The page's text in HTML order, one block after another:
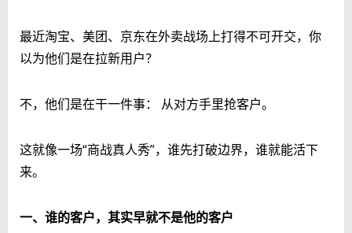
最近淘宝、美团、京东在外卖战场上打得不可开交，你
以为他们是在拉新用户？
不，他们是在干一件事： 从对方手里抢客户。
这就像一场“商战真人秀”，谁先打破边界，谁就能活下
来。
一、谁的客户，其实早就不是他的客户